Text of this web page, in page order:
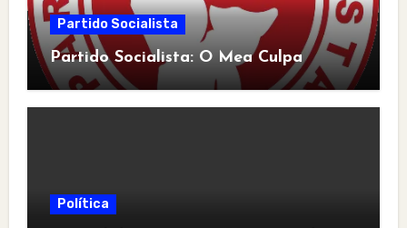
Partido Socialista
Partido Socialista: O Mea Culpa
Política